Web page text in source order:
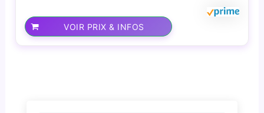
VOIR PRIX & INFOS